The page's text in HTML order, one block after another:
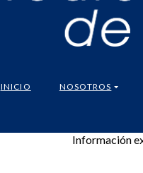
INICIO NOSOTROS
Información